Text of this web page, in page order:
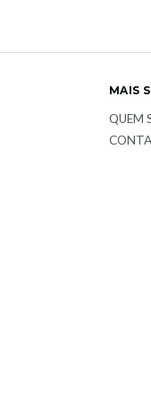
MAIS
QUEM